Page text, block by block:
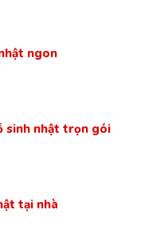
ngon
sinh nhật trọn gói
tại nhà